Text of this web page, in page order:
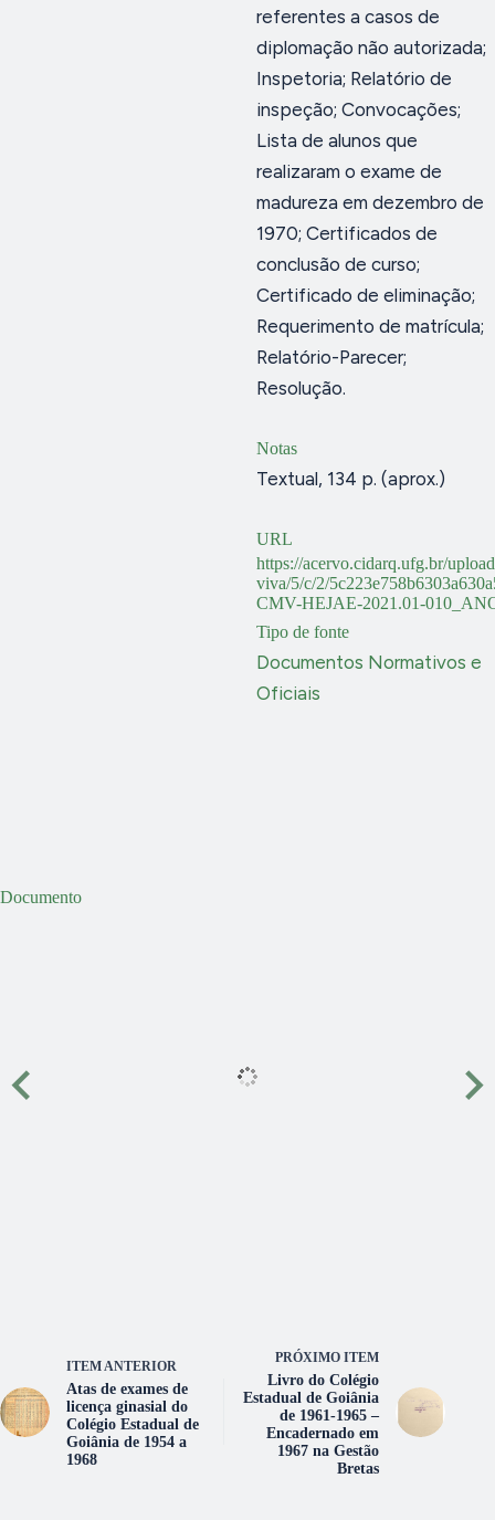
Documento
referentes a casos de
diplomação não autorizada;
Inspetoria; Relatório de
inspeção; Convocações;
Lista de alunos que
realizaram o exame de
madureza em dezembro de
1970; Certificados de
conclusão de curso;
Certificado de eliminação;
Requerimento de matrícula;
Relatório-Parecer;
Resolução.
Notas
Textual, 134 p. (aprox.)
URL
https://acervo.cidarq.ufg.br/
viva/5/c/2/
CMV-HEJAE-2021.01-
Tipo de fonte
Documentos Normativos e
Oficiais
ITEM ANTERIOR
Atas de exames de
licença ginasial do
Colégio Estadual de
Goiânia de 1954 a
1968
PRÓXIMO ITEM
Livro do Colégio
Estadual de Goiânia
de 1961-1965 –
Encadernado em
1967 na Gestão
Bretas